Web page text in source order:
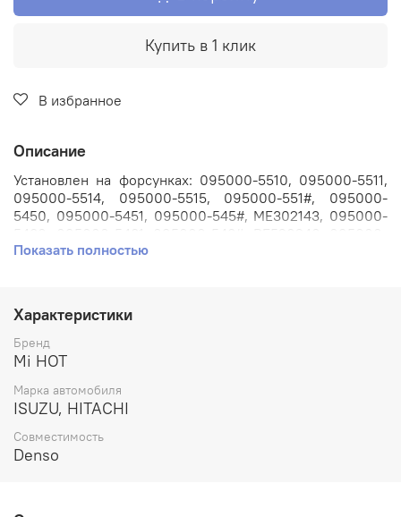
Купить в 1 клик
В избранное
Описание
Установлен на форсунках: 095000-5510, 095000-5511,
095000-5514, 095000-5515, 095000-551#, 095000-
5450, 095000-5451, 095000-545#, ME302143, 095000-
8980, 095000-8981, 095000-898#.
Артикул: 29#.
Номера аналогов: #29.
Производитель: Mi Hot.
Показать полностью
Характеристики
Бренд
Mi HOT
Марка автомобиля
ISUZU, HITACHI
Совместимость
Denso